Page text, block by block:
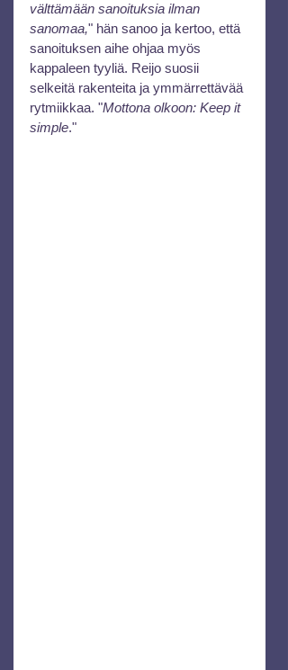
välttämään sanoituksia ilman
sanomaa," hän sanoo ja kertoo, että
sanoituksen aihe ohjaa myös
kappaleen tyyliä. Reijo suosii
selkeitä rakenteita ja ymmärrettävää
rytmiikkaa. "Mottona olkoon: Keep it
simple."